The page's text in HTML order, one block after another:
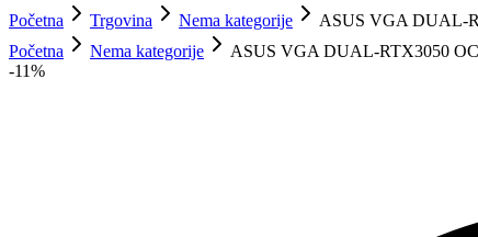
Početna
Trgovina Nema kategorije
ASUS VGA DUAL-
Početna
Nema kategorije
ASUS VGA DUAL-RTX3050
-11%